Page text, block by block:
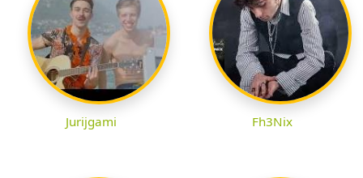
Jurijgami Fh3Nix